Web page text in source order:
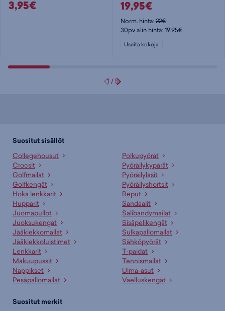
3,95€ 19,95€
Norm. hinta:22€
30pv alin hinta: 19,95€
Useita kokoja
1 /5
Suositut sisällöt
Collegehousut
Crocsit
Golfmailat
Golfkengät
Hoka lenkkarit
Hupparit
Juomapullot
Juoksukengät
Jääkiekkomailat
Jääkiekkoluistimet
Lenkkarit
Makuupussit
Nappikset
Pesäpallomailat
Polkupyörät
Pyöräilykypärät
Pyöräilylasit
Pyöräilyshortsit
Reput
Sandaalit
Salibandymailat
Sisäpelikengät
Sulkapallomailat
Sähköpyörät
T-paidat
Tennismailat
Uima-asut
Vaelluskengät
Suositut merkit